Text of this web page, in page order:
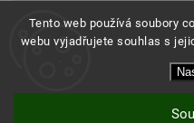
Tento web používá soubory
webu vyjadřujete souhlas s
|